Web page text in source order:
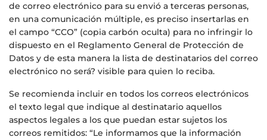
de correo electrónico para su envió a terceras personas,
en una comunicación múltiple, es preciso insertarlas en
el campo “CCO” (copia carbón oculta) para no infringir lo
dispuesto en el Reglamento General de Protección de
Datos y de esta manera la lista de destinatarios del correo
electrónico no será? visible para quien lo reciba.
Se recomienda incluir en todos los correos electrónicos
el texto legal que indique al destinatario aquellos
aspectos legales a los que puedan estar sujetos los
correos remitidos: “Le informamos que la información